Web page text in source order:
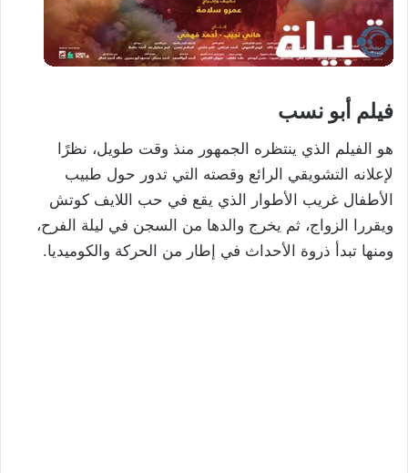
فيلم أبو نسب
هو الفيلم الذي ينتظره الجمهور منذ وقت طويل، نظرًا
لإعلانه التشويقي الرائع وقصته التي تدور حول طبيب
الأطفال غريب الأطوار الذي يقع في حب اللايف كوتش
ويقررا الزواج، ثم يخرج والدها من السجن في ليلة الفرح،
ومنها تبدأ ذروة الأحداث في إطار من الحركة والكوميديا.